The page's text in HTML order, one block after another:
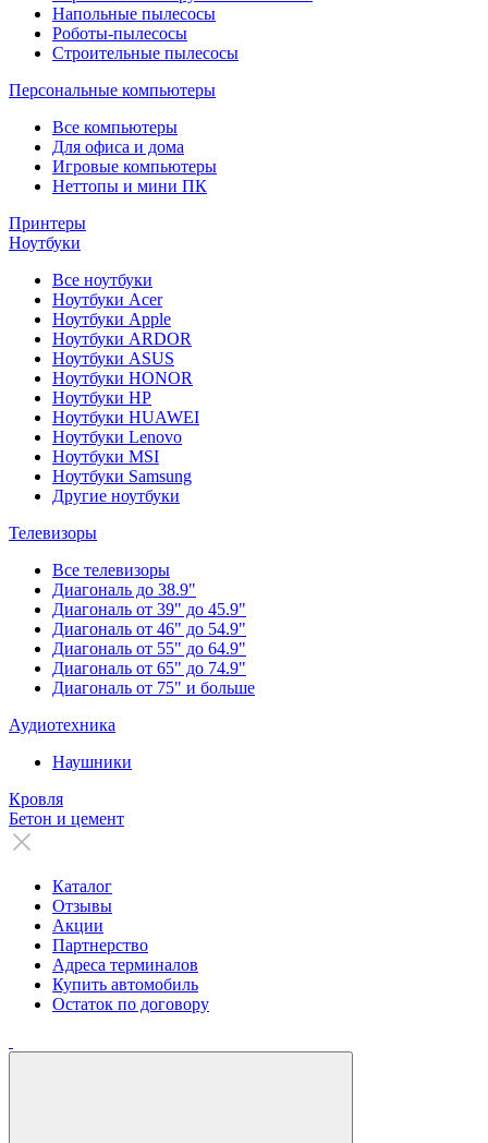
Напольные пылесосы
Роботы-пылесосы
Строительные пылесосы
Персональные компьютеры
Все компьютеры
Для офиса и дома
Игровые компьютеры
Неттопы и мини ПК
Принтеры
Ноутбуки
Все ноутбуки
Ноутбуки Acer
Ноутбуки Apple
Ноутбуки ARDOR
Ноутбуки ASUS
Ноутбуки HONOR
Ноутбуки HP
Ноутбуки HUAWEI
Ноутбуки Lenovo
Ноутбуки MSI
Ноутбуки Samsung
Другие ноутбуки
Телевизоры
Все телевизоры
Диагональ до 38.9"
Диагональ от 39" до 45.9"
Диагональ от 46" до 54.9"
Диагональ от 55" до 64.9"
Диагональ от 65" до 74.9"
Диагональ от 75" и больше
Аудиотехника
Наушники
Кровля
Бетон и цемент
Каталог
Отзывы
Акции
Партнерство
Адреса терминалов
Купить автомобиль
Остаток по договору